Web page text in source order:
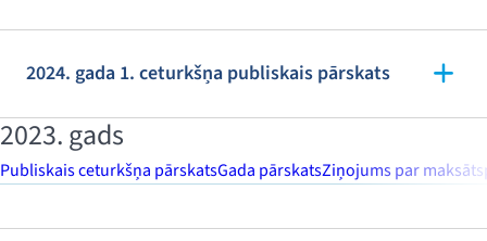
2024. gada 1. ceturkšņa publiskais pārskats
2023. gads
Publiskais ceturkšņa pārskatsGada pārskatsZiņojums par